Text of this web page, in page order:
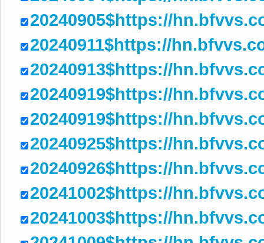
20240905$https://
20240911$https://
20240913$https://
20240919$https://
20240919$https://
20240925$https://
20240926$https://
20241002$https://
20241003$https://